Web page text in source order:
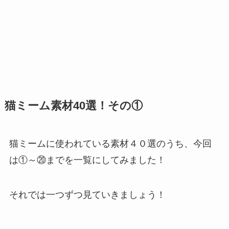
猫ミーム素材40選！その①
猫ミームに使われている素材４０選のうち、今回
は①～⑳までを一覧にしてみました！
それでは一つずつ見ていきましょう！